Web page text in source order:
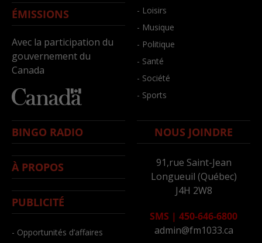
ÉMISSIONS
Avec la participation du
gouvernement du
Canada
- Loisirs
- Musique
- Politique
- Santé
- Société
- Sports
BINGO RADIO
À PROPOS
PUBLICITÉ
- Opportunités d’affaires
NOUS JOINDRE
91,rue Saint-Jean
Longueuil (Québec)
J4H 2W8
SMS | 450-646-6800
admin@fm1033.ca